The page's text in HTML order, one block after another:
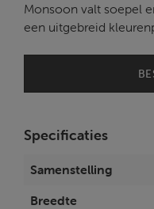
Monsoon valt soepel
een uitgebreid
Specificaties
Samenstelling
Breedte